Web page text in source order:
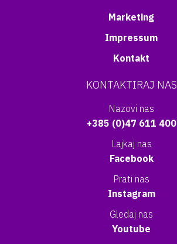
Marketing
Impressum
Kontakt
KONTAKTIRAJ NAS
Nazovi nas
+385 (0)47 611 400
Lajkaj nas
Facebook
Prati nas
Instagram
Gledaj nas
Youtube